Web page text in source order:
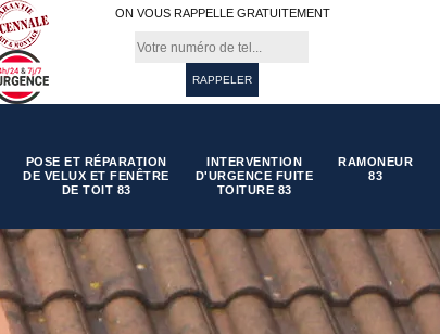
ON VOUS RAPPELLE GRATUITEMENT
POSE ET RÉPARATION
DE VELUX ET FENÊTRE
DE TOIT 83
INTERVENTION
D'URGENCE FUITE
TOITURE 83
RAMONEUR
83